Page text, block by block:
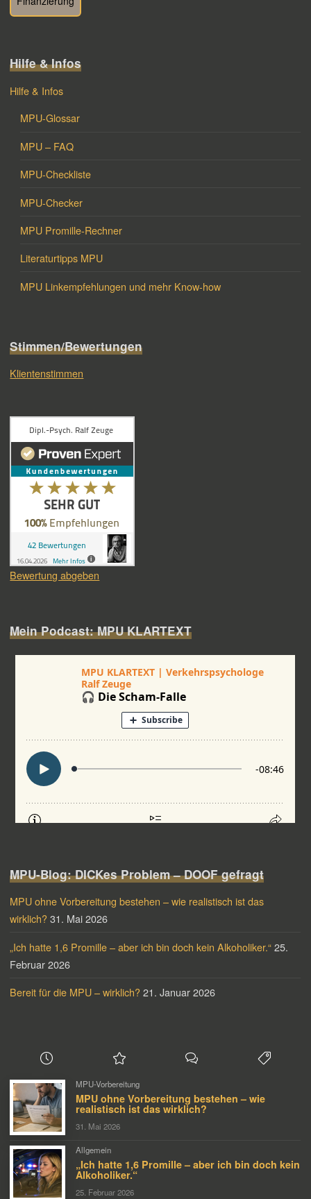
Hilfe & Infos
Hilfe & Infos
MPU-Glossar
MPU – FAQ
MPU-Checkliste
MPU-Checker
MPU Promille-Rechner
Literaturtipps MPU
MPU Linkempfehlungen und mehr Know-how
Stimmen/Bewertungen
Klientenstimmen
Bewertung abgeben
Mein Podcast: MPU KLARTEXT
MPU-Blog: DICKes Problem – DOOF gefragt
MPU ohne Vorbereitung bestehen – wie realistisch ist das
wirklich? 31. Mai 2026
„Ich hatte 1,6 Promille – aber ich bin doch kein Alkoholiker.“ 25.
Februar 2026
Bereit für die MPU – wirklich? 21. Januar 2026
MPU-Vorbereitung
MPU ohne Vorbereitung bestehen – wie
realistisch ist das wirklich?
31. Mai 2026
Allgemein
„Ich hatte 1,6 Promille – aber ich bin doch kein
Alkoholiker.“
25. Februar 2026